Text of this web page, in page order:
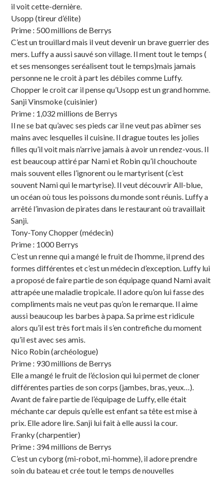
il voit cette-dernière.
Usopp (tireur d’élite)
Prime : 500 millions de Berrys
C’est un trouillard mais il veut devenir un brave guerrier des
mers. Luffy a aussi sauvé son village. Il ment tout le temps (
et ses mensonges seréalisent tout le temps)mais jamais
personne ne le croit à part les débiles comme Luffy.
Chopper le croit car il pense qu’Usopp est un grand homme.
Sanji Vinsmoke (cuisinier)
Prime : 1,032 millions de Berrys
Il ne se bat qu’avec ses pieds car il ne veut pas abîmer ses
mains avec lesquelles il cuisine. Il drague toutes les jolies
filles qu’il voit mais n’arrive jamais à avoir un rendez-vous. Il
est beaucoup attiré par Nami et Robin qu’il chouchoute
mais souvent elles l’ignorent ou le martyrisent (c’est
souvent Nami qui le martyrise). Il veut découvrir All-blue,
un océan où tous les poissons du monde sont réunis. Luffy a
arrêté l’invasion de pirates dans le restaurant où travaillait
Sanji.
Tony-Tony Chopper (médecin)
Prime : 1000 Berrys
C’est un renne qui a mangé le fruit de l’homme, il prend des
formes différentes et c’est un médecin d’exception. Luffy lui
a proposé de faire partie de son équipage quand Nami avait
attrapée une maladie tropicale. Il adore qu’on lui fasse des
compliments mais ne veut pas qu’on le remarque. Il aime
aussi beaucoup les barbes à papa. Sa prime est ridicule
alors qu’il est très fort mais il s’en contrefiche du moment
qu’il est avec ses amis.
Nico Robin (archéologue)
Prime : 930 millions de Berrys
Elle a mangé le fruit de l’éclosion qui lui permet de cloner
différentes parties de son corps (jambes, bras, yeux…).
Avant de faire partie de l’équipage de Luffy, elle était
méchante car depuis qu’elle est enfant sa tête est mise à
prix. Elle adore lire. Sanji lui fait à elle aussi la cour.
Franky (charpentier)
Prime : 394 millions de Berrys
C’est un cyborg (mi-robot, mi-homme), il adore prendre
soin du bateau et crée tout le temps de nouvelles